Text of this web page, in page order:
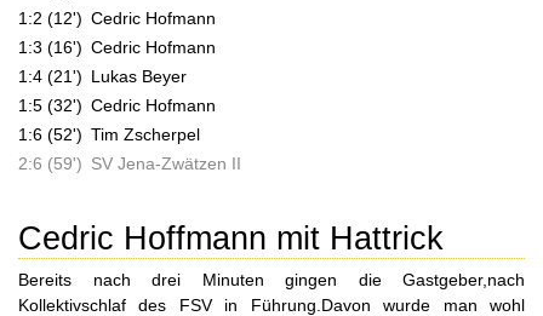
1:2 (12') Cedric Hofmann
1:3 (16') Cedric Hofmann
1:4 (21') Lukas Beyer
1:5 (32') Cedric Hofmann
1:6 (52') Tim Zscherpel
2:6 (59') SV Jena-Zwätzen II
Cedric Hoffmann mit Hattrick
Bereits nach drei Minuten gingen die Gastgeber,nach
Kollektivschlaf des FSV in Führung.Davon wurde man wohl